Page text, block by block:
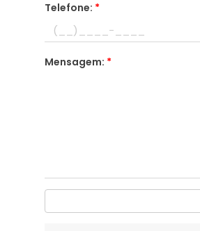
Telefone: *
Mensagem: *